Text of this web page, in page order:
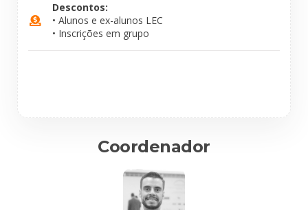
Descontos:
• Alunos e ex-alunos LEC
• Inscrições em grupo
Coordenador